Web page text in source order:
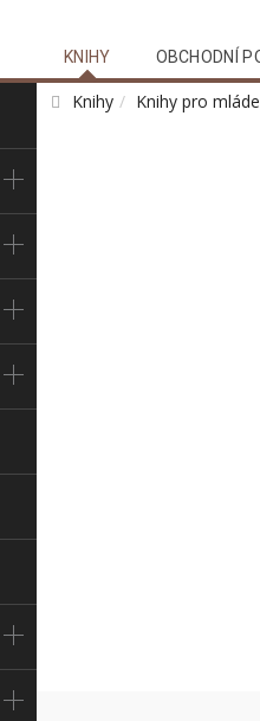
KNIHY OBCHODNÍ
Knihy Knihy pro